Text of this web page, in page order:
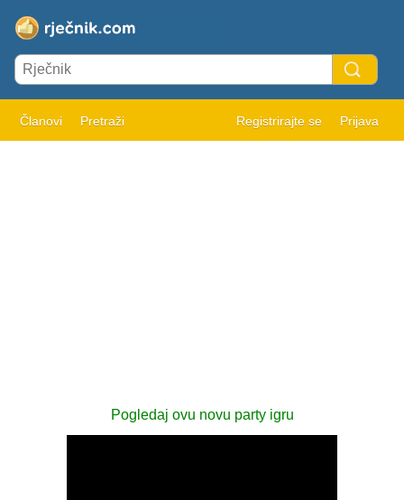
Članovi Pretraži Registrirajte se Prijava
Pogledaj ovu novu party igru